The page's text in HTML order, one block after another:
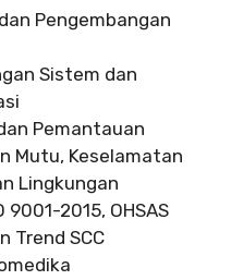
Pengembangan
Sistem dan
Pemantauan
Mutu, Keselamatan
Lingkungan
2015, OHSAS
Trend SCC